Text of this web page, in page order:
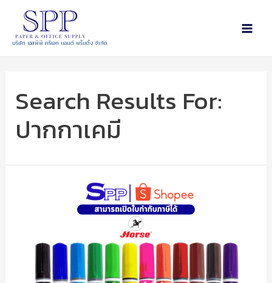
บริษัท เอสพีพี ครีเอท แอนด์ พริ้นติ้ง จำกัด
Search Results For:
ปากกาเคมี